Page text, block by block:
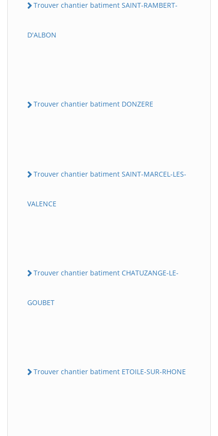
Trouver chantier batiment SAINT-RAMBERT-
D'ALBON
Trouver chantier batiment DONZERE
Trouver chantier batiment SAINT-MARCEL-LES-
VALENCE
Trouver chantier batiment CHATUZANGE-LE-
GOUBET
Trouver chantier batiment ETOILE-SUR-RHONE